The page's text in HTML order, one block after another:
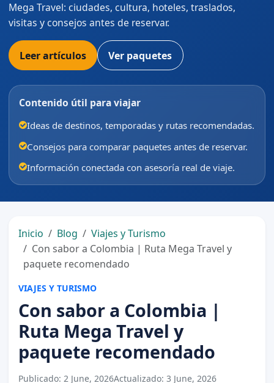
Mega Travel: ciudades, cultura, hoteles, traslados,
visitas y consejos antes de reservar.
Leer artículos Ver paquetes
Contenido útil para viajar
Ideas de destinos, temporadas y rutas recomendadas.
Consejos para comparar paquetes antes de reservar.
Información conectada con asesoría real de viaje.
Inicio Blog
Viajes y Turismo
Con sabor a Colombia | Ruta Mega Travel y
paquete recomendado
VIAJES Y TURISMO
Con sabor a Colombia |
Ruta Mega Travel y
paquete recomendado
Publicado: 2 June, 2026Actualizado: 3 June, 2026